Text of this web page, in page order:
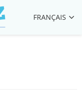
FRANÇAIS